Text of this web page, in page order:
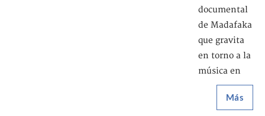
documental
de Madafaka
que gravita
en torno a la
música en
Más